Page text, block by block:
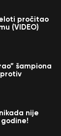
pročitao
(VIDEO)
šampiona
nije